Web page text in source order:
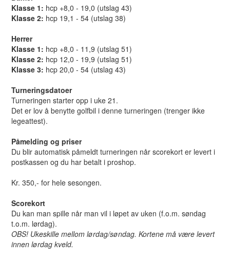
Klasse 1: hcp +8,0 - 19,0 (utslag 43)
Klasse 2: hcp 19,1 - 54 (utslag 38)
Herrer
Klasse 1: hcp +8,0 - 11,9 (utslag 51)
Klasse 2: hcp 12,0 - 19,9 (utslag 51)
Klasse 3: hcp 20,0 - 54 (utslag 43)
Turneringsdatoer
Turneringen starter opp i uke 21.
Det er lov å benytte golfbil i denne turneringen (trenger ikke
legeattest).
Påmelding og priser
Du blir automatisk påmeldt turneringen når scorekort er levert i
postkassen og du har betalt i proshop.
Kr. 350,- for hele sesongen.
Scorekort
Du kan man spille når man vil i løpet av uken (f.o.m. søndag
t.o.m. lørdag).
OBS! Ukeskille mellom lørdag/søndag. Kortene må være levert
innen lørdag kveld.